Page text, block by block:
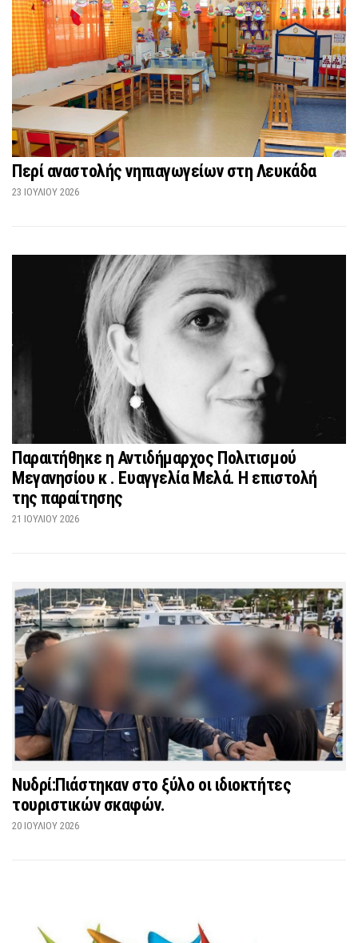
Περί αναστολής νηπιαγωγείων στη Λευκάδα
23 ΙΟΥΛΊΟΥ 2026
Παραιτήθηκε η Αντιδήμαρχος Πολιτισμού
Μεγανησίου κ . Ευαγγελία Μελά. Η επιστολή
της παραίτησης
21 ΙΟΥΛΊΟΥ 2026
Νυδρί:Πιάστηκαν στο ξύλο οι ιδιοκτήτες
τουριστικών σκαφών.
20 ΙΟΥΛΊΟΥ 2026